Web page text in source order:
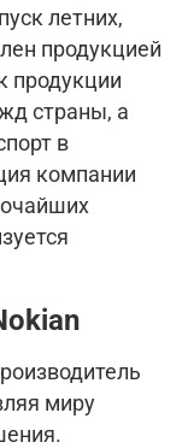
летних,
продукцией
продукции
страны, а
в
компании
миру